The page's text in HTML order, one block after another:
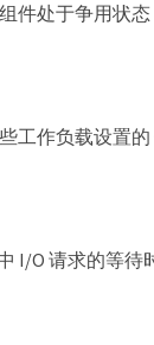
件处于争用状
工作负载设置的
I/O 请求的等待